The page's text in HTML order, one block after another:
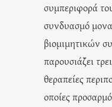
συμπεριφορά
συνδυασμό
βιομιμητικών
παρουσιάζει
θεραπείες
οποίες